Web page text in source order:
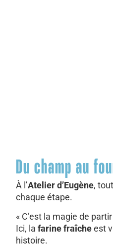
Du champ au
À l’Atelier d’Eugène,
chaque étape.
« C’est la magie de
Ici, la farine fraîcheest
histoire.